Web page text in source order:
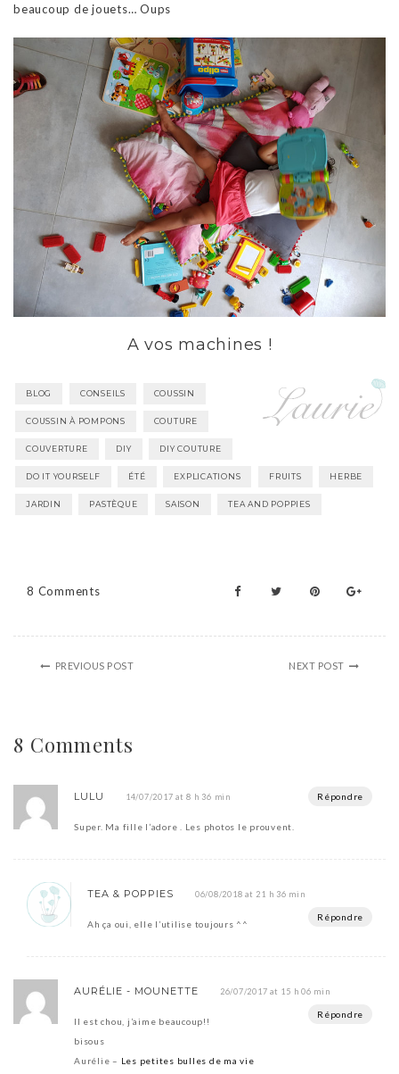
beaucoup de jouets… Oups
A vos machines !
BLOG CONSEILS COUSSIN
COUSSIN À POMPONS COUTURE
COUVERTURE DIY DIY COUTURE
DO IT YOURSELF ÉTÉ EXPLICATIONS FRUITS HERBE
JARDIN PASTÈQUE SAISON TEA AND POPPIES
8 Comments
PREVIOUS POST NEXT POST
8 Comments
LULU 14/07/2017 at 8 h 36 min Répondre
Super. Ma fille l’adore . Les photos le prouvent.
TEA & POPPIES 06/08/2018 at 21 h 36 min
Répondre
Ah ça oui, elle l’utilise toujours ^^
AURÉLIE - MOUNETTE 26/07/2017 at 15 h 06 min
Répondre
Il est chou, j’aime beaucoup!!
bisous
Aurélie – Les petites bulles de ma vie